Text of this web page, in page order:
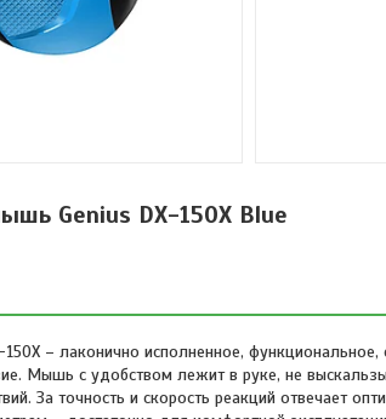
Genius DX-150X Blue
– лаконично исполненное, функциональное,
Мышь с удобством лежит в руке, не
За точность и скорость реакций отвечает